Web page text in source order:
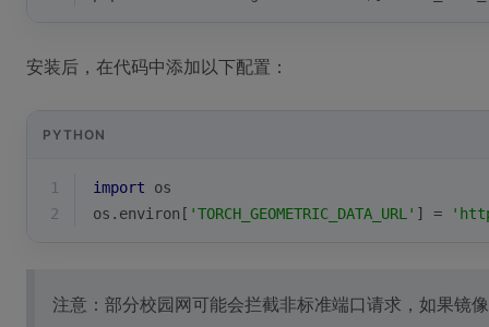
安装后，在代码中添加以下配置：
PYTHON
1 import os
2
os.environ[ 'TORCH_GEOMETRIC_DATA_URL' ] =
注意：部分校园网可能会拦截非标准端口请求，如果镜